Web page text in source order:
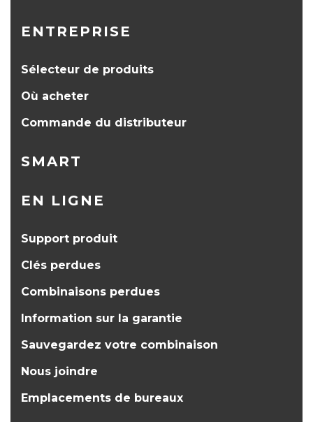
ENTREPRISE
Sélecteur de produits
Où acheter
Commande du distributeur
SMART
EN LIGNE
Support produit
Clés perdues
Combinaisons perdues
Information sur la garantie
Sauvegardez votre combinaison
Nous joindre
Emplacements de bureaux